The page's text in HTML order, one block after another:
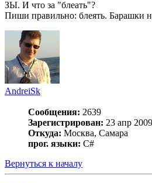
ЗЫ. И что за "блеать"?
Пиши правильно: блеять. Барашки
AndreiSk
Сообщения: 2639
Зарегистрирован: 23 апр
Откуда: Москва, Самара
прог. языки: C#
Вернуться к началу